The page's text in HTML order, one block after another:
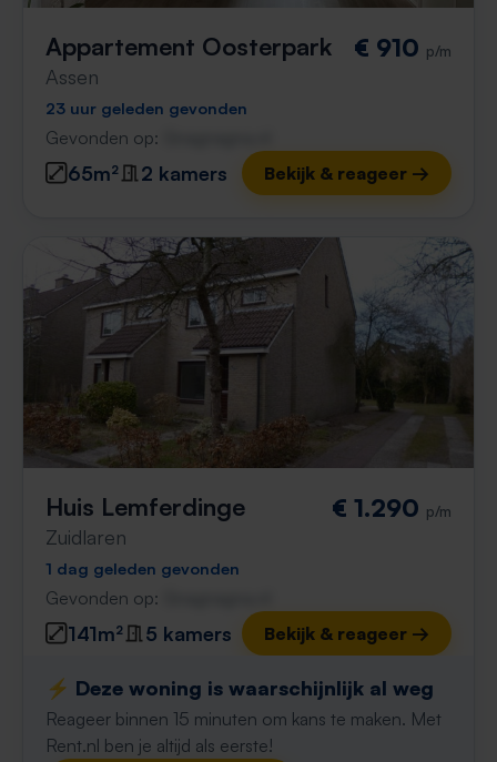
Appartement Oosterpark
Assen
€ 910 p/m
23 uur geleden gevonden
Gevonden op:
65m² 2 kamers Bekijk & reageer →
Huis Lemferdinge
Zuidlaren
€ 1.290 p/m
1 dag geleden gevonden
Gevonden op:
141m² 5 kamers Bekijk & reageer →
⚡️ Deze woning is waarschijnlijk al weg
Reageer binnen 15 minuten om kans te maken. Met
Rent.nl ben je altijd als eerste!